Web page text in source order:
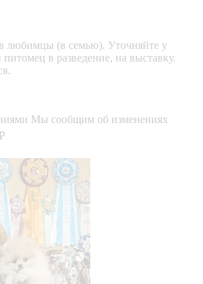
в любимцы (в семью). Уточняйте у
в разведение, на выставку.
Мы сообщим об изменениях